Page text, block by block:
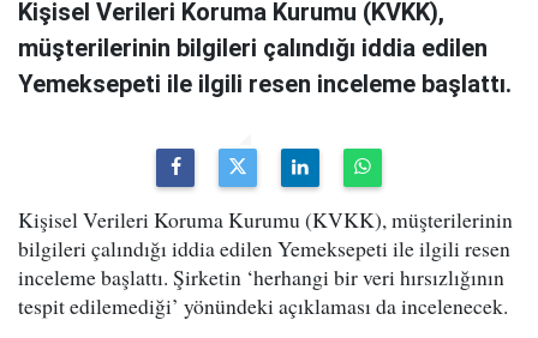
Kişisel Verileri Koruma Kurumu (KVKK),
müşterilerinin bilgileri çalındığı iddia edilen
Yemeksepeti ile ilgili resen inceleme başlattı.
Kişisel Verileri Koruma Kurumu (KVKK), müşterilerinin
bilgileri çalındığı iddia edilen Yemeksepeti ile ilgili resen
inceleme başlattı. Şirketin ‘herhangi bir veri hırsızlığının
tespit edilemediği’ yönündeki açıklaması da incelenecek.